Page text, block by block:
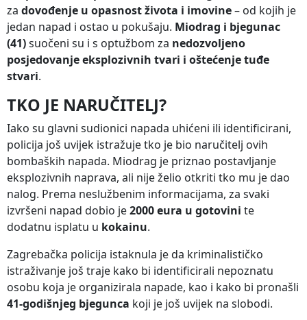
za dovođenje u opasnost života i imovine– od kojih je
jedan napad i ostao u pokušaju. Miodrag i bjegunac
(41)suočeni su i s optužbom za nedozvoljeno
posjedovanje eksplozivnih tvari i oštećenje tuđe
stvari.
TKO JE NARUČITELJ?
Iako su glavni sudionici napada uhićeni ili identificirani,
policija još uvijek istražuje tko je bio naručitelj ovih
bombaških napada. Miodrag je priznao postavljanje
eksplozivnih naprava, ali nije želio otkriti tko mu je dao
nalog. Prema neslužbenim informacijama, za svaki
izvršeni napad dobio je2000 eura u gotovini te
dodatnu isplatu u kokainu.
Zagrebačka policija istaknula je da kriminalističko
istraživanje još traje kako bi identificirali nepoznatu
osobu koja je organizirala napade, kao i kako bi pronašli
41-godišnjeg bjegunca koji je još uvijek na slobodi.